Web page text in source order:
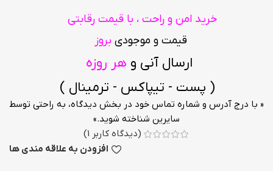
خرید امن و راحت ، با قیمت رقابتی
قیمت و موجودی بروز
ارسال آنی و هر روزه
( پست - تیپاکس - ترمینال )
« با درج آدرس و شماره تماس خود در بخش دیدگاه، به راحتی توسط
سایرین شناخته شوید.»
(دیدگاه کاربر 1
)
افزودن به علاقه مندی ها